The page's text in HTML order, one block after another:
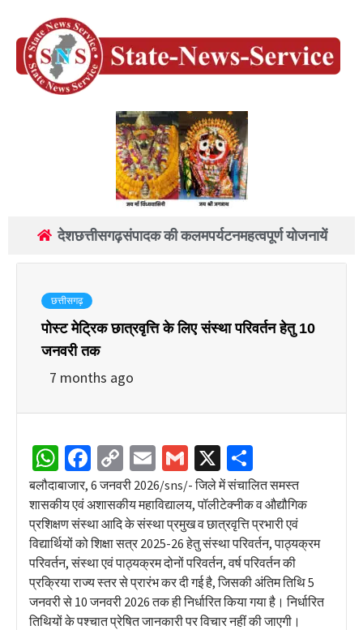
देशछत्तीसगढ़संपादक की कलमपर्यटनमहत्वपूर्ण योजनायें
छत्तीसगढ़
पोस्ट मेट्रिक छात्रवृत्ति के लिए संस्था परिवर्तन हेतु 10
जनवरी तक
7 months ago
WhatsApp
Facebook
Copy
Link
EmailGmail
X
बलौदाबाजार, 6 जनवरी 2026/sns/- जिले में संचालित समस्त
शासकीय एवं अशासकीय महाविद्यालय, पॉलीटेक्नीक व औद्यौगिक
प्रशिक्षण संस्था आदि के संस्था प्रमुख व छात्रवृत्ति प्रभारी एवं
विद्यार्थियों को शिक्षा सत्र 2025-26 हेतु संस्था परिवर्तन, पाठ्यक्रम
परिवर्तन, संस्था एवं पाठ्यक्रम दोनों परिवर्तन, वर्ष परिवर्तन की
प्रक्रिया राज्य स्तर से प्रारंभ कर दी गई है, जिसकी अंतिम तिथि 5
जनवरी से 10 जनवरी 2026 तक ही निर्धारित किया गया है। निर्धारित
तिथियों के पश्चात प्रेषित जानकारी पर विचार नहीं की जाएगी।